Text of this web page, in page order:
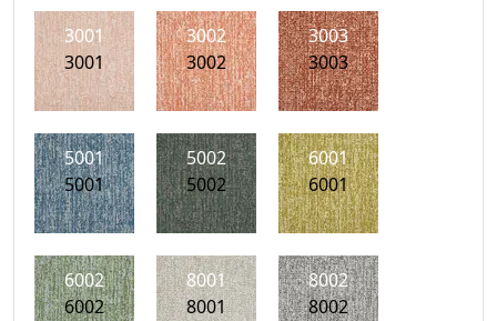
3001
3001
3002
3002
3003
3003
5001
5001
5002
5002
6001
6001
6002
6002
8001
8001
8002
8002